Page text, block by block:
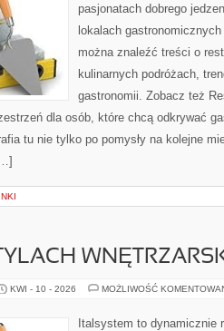
pasjonatach dobrego
lokalach
można znaleźć treści o
kulinarnych podróżach,
gastronomii. Zobacz też
dla osób, które chcą odkrywać
tu nie tylko po pomysły na kolejne
KWI - 10 - 2026 MOŻLIWOŚĆ
Italsystem to dynamicznie